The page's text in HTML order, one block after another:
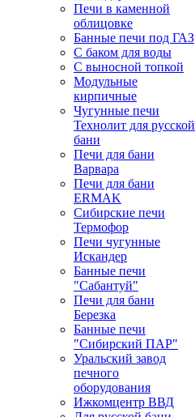
Печи в каменной
облицовке
Банные печи под ГАЗ
С баком для воды
С выносной топкой
Модульные
кирпичные
Чугунные печи
Технолит для русской
бани
Печи для бани
Варвара
Печи для бани
ERMAK
Сибирские печи
Термофор
Печи чугунные
Искандер
Банные печи
"Сабантуй"
Печи для бани
Березка
Банные печи
"Сибирский ПАР"
Уральский завод
печного
оборудования
Ижкомцентр ВВД